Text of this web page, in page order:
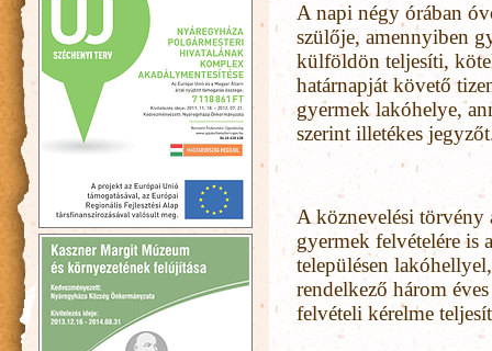
A napi négy órában
szülője, amennyiben
külföldön teljesíti,
határnapját követő
gyermek lakóhelye,
szerint illetékes
A köznevelési törvény
gyermek felvételére is
településen
rendelkező három
felvételi kérelme